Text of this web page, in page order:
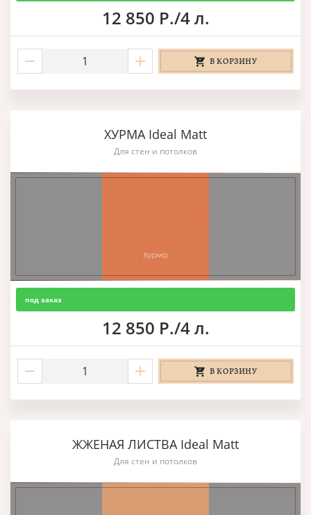
12 850 Р./4 л.
В КОРЗИНУ
ХУРМА Ideal Matt
Для стен и потолков
под заказ
12 850 Р./4 л.
В КОРЗИНУ
ЖЖЕНАЯ ЛИСТВА Ideal Matt
Для стен и потолков